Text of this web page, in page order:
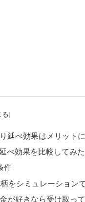
延べ効果はメリット
べ効果を比較してみた
件
をシミュレーション
が好きなら受け取っ